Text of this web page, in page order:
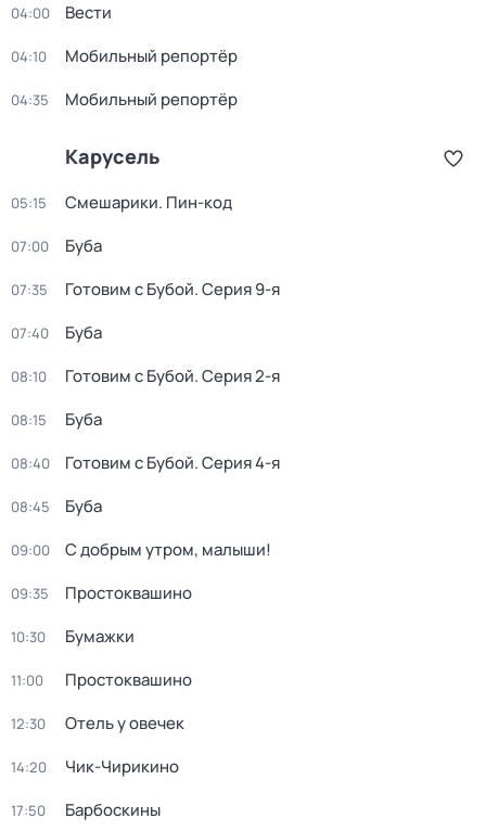
04:00 Вести
04:10 Мобильный репортёр
04:35 Мобильный репортёр
Карусель
05:15 Смешарики. Пин-код
07:00 Буба
07:35 Готовим с Бубой. Серия 9-я
07:40 Буба
08:10 Готовим с Бубой. Серия 2-я
08:15 Буба
08:40 Готовим с Бубой. Серия 4-я
08:45 Буба
09:00 С добрым утром, малыши!
09:35 Простоквашино
10:30 Бумажки
11:00 Простоквашино
12:30 Отель у овечек
14:20 Чик-Чирикино
17:50 Барбоскины